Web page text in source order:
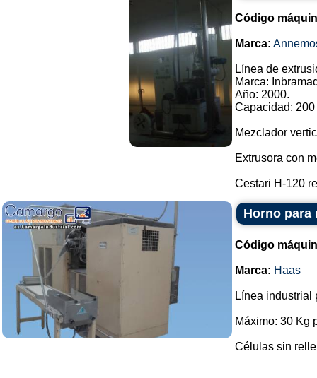
Código
Marca:
Línea de
Marca:
Año: 2000.
Capacidad:
Mezclador
Extrusora con
Cestari H-120
Horno para
Código
Marca: Haas
Línea industrial
Máximo: 30 Kg
Células sin